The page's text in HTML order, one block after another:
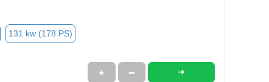
131 kw (178 PS)
★ ➦ ➜